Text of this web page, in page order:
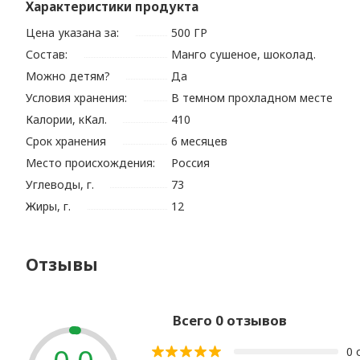
Характеристики продукта
Цена указана за:
500 ГР
Состав:
Манго сушеное, шоколад.
Можно детям?
Да
Условия хранения:
В темном прохладном месте
Калории, кКал.
410
Срок хранения
6 месяцев
Место происхождения:
Россия
Углеводы, г.
73
Жиры, г.
12
Отзывы
Всего 0 отзывов
0